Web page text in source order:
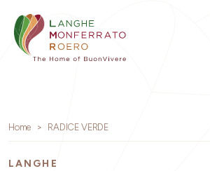
Home RADICE VERDE
LANGHE